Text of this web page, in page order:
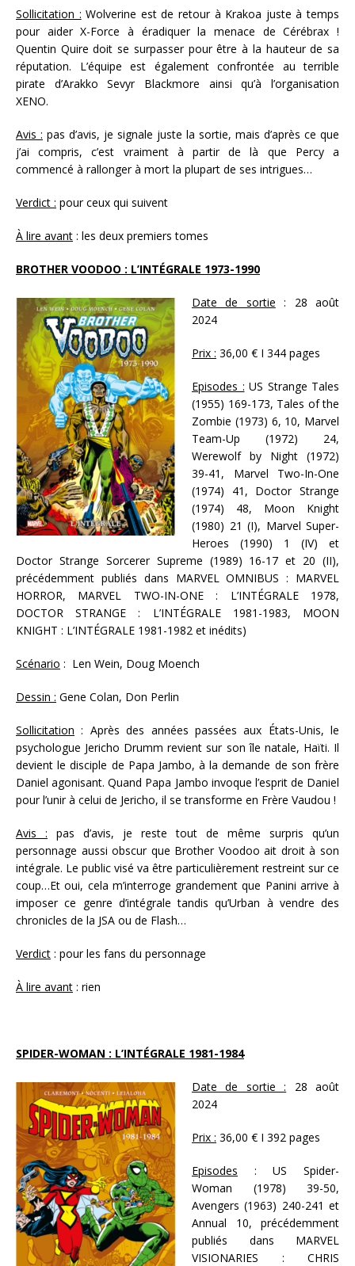
Sollicitation : Wolverine est de retour à Krakoa juste à temps
pour aider X-Force à éradiquer la menace de Cérébrax !
Quentin Quire doit se surpasser pour être à la hauteur de sa
réputation. L’équipe est également confrontée au terrible
pirate d’Arakko Sevyr Blackmore ainsi qu’à l’organisation
XENO.
Avis : pas d’avis, je signale juste la sortie, mais d’après ce que
j’ai compris, c’est vraiment à partir de là que Percy a
commencé à rallonger à mort la plupart de ses intrigues…
Verdict : pour ceux qui suivent
À lire avant : les deux premiers tomes
BROTHER VOODOO : L’INTÉGRALE 1973-1990
Date de sortie : 28 août
2024
Prix : 36,00 € I 344 pages
Episodes : US Strange Tales
(1955) 169-173, Tales of the
Zombie (1973) 6, 10, Marvel
Team-Up (1972) 24,
Werewolf by Night (1972)
39-41, Marvel Two-In-One
(1974) 41, Doctor Strange
(1974) 48, Moon Knight
(1980) 21 (I), Marvel Super-
Heroes (1990) 1 (IV) et
Doctor Strange Sorcerer Supreme (1989) 16-17 et 20 (II),
précédemment publiés dans MARVEL OMNIBUS : MARVEL
HORROR, MARVEL TWO-IN-ONE : L’INTÉGRALE 1978,
DOCTOR STRANGE : L’INTÉGRALE 1981-1983, MOON
KNIGHT : L’INTÉGRALE 1981-1982 et inédits)
Scénario : Len Wein, Doug Moench
Dessin : Gene Colan, Don Perlin
Sollicitation : Après des années passées aux États-Unis, le
psychologue Jericho Drumm revient sur son île natale, Haïti. Il
devient le disciple de Papa Jambo, à la demande de son frère
Daniel agonisant. Quand Papa Jambo invoque l’esprit de Daniel
pour l’unir à celui de Jericho, il se transforme en Frère Vaudou !
Avis : pas d’avis, je reste tout de même surpris qu’un
personnage aussi obscur que Brother Voodoo ait droit à son
intégrale. Le public visé va être particulièrement restreint sur ce
coup…Et oui, cela m’interroge grandement que Panini arrive à
imposer ce genre d’intégrale tandis qu’Urban à vendre des
chronicles de la JSA ou de Flash…
Verdict : pour les fans du personnage
À lire avant : rien
SPIDER-WOMAN : L’INTÉGRALE 1981-1984
Date de sortie : 28 août
2024
Prix : 36,00 € I 392 pages
Episodes : US Spider-
Woman (1978) 39-50,
Avengers (1963) 240-241 et
Annual 10, précédemment
publiés dans MARVEL
VISIONARIES : CHRIS